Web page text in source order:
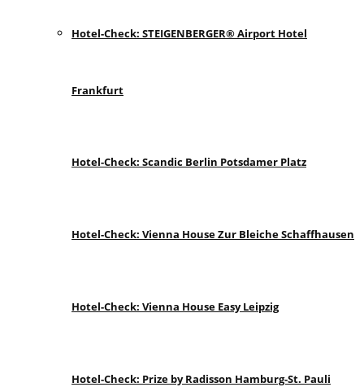
Hotel-Check: STEIGENBERGER® Airport Hotel
Frankfurt
Hotel-Check: Scandic Berlin Potsdamer Platz
Hotel-Check: Vienna House Zur Bleiche Schaffhausen
Hotel-Check: Vienna House Easy Leipzig
Hotel-Check: Prize by Radisson Hamburg-St. Pauli